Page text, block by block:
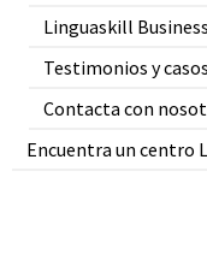
Linguaskill Business
Testimonios y
Contacta con
Encuentra un centro